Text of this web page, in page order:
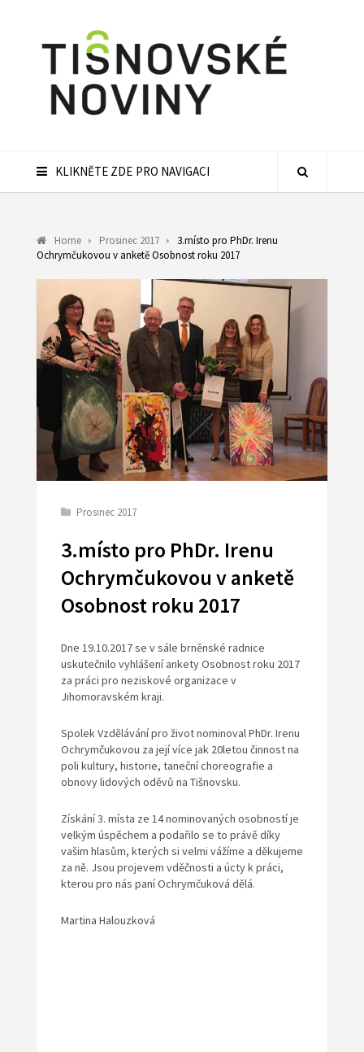
KLIKNĚTE ZDE PRO NAVIGACI
Home Prosinec 2017
3.místo pro PhDr. Irenu
Ochrymčukovou v anketě Osobnost roku 2017
Prosinec 2017
3.místo pro PhDr. Irenu
Ochrymčukovou v anketě
Osobnost roku 2017
Dne 19.10.2017 se v sále brněnské radnice
uskutečnilo vyhlášení ankety Osobnost roku 2017
za práci pro neziskové organizace v
Jihomoravském kraji.
Spolek Vzdělávání pro život nominoval PhDr. Irenu
Ochrymčukovou za její více jak 20letou činnost na
poli kultury, historie, taneční choreografie a
obnovy lidových oděvů na Tišnovsku.
Získání 3. místa ze 14 nominovaných osobností je
velkým úspěchem a podařilo se to právě díky
vašim hlasům, kterých si velmi vážíme a děkujeme
za ně. Jsou projevem vděčnosti a úcty k práci,
kterou pro nás paní Ochrymčuková dělá.
Martina Halouzková